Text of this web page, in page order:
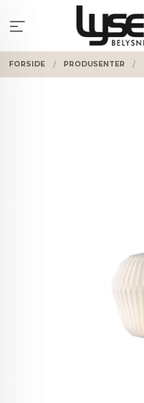
innholdet
FORSIDE PRODUSENTER